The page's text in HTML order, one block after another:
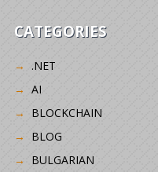
CATEGORIES
.NET
AI
BLOCKCHAIN
BLOG
BULGARIAN